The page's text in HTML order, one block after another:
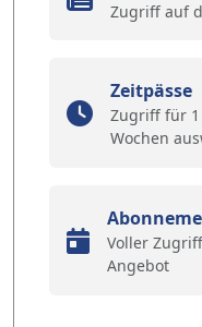
Zugriff auf
Zeitpässe
Zugriff für 1
Wochen
Voller
Angebot